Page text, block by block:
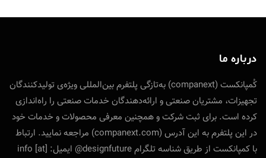
درباره ما
کُمپانکست (companext) به‌تازگی پلتفرم بین‌المللی ویژه‌ی تولید‌کنندگان
تجهیزات، مشتریان صنعتی و ارائه‌دهندگان خدمات صنعتی را راه‌اندازی
کرده است. برای ثبت شرکت و همچنین معرفی محصولات و خدمات خود
در این پلتفرم به این آدرس (companext.com) مراجعه نمایید. ارتباط
با کمپانکست از طریق شناسه تلگرام designfuture@ ایمیل: info [at]